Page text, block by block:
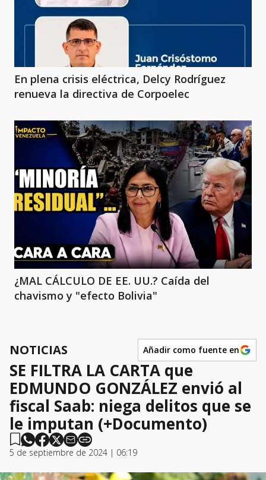
En plena crisis eléctrica, Delcy Rodríguez
renueva la directiva de Corpoelec
¿MAL CÁLCULO DE EE. UU.? Caída del
chavismo y "efecto Bolivia"
NOTICIAS Añadir como fuente en
SE FILTRA LA CARTA que
EDMUNDO GONZÁLEZ envió al
fiscal Saab: niega delitos que se
le imputan (+Documento)
5 de septiembre de 2024 | 06:19